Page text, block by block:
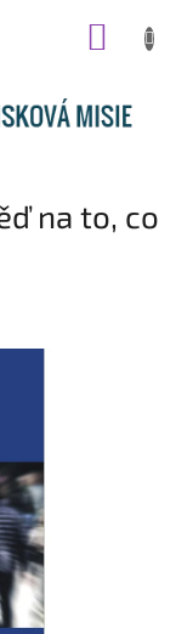
na to, co